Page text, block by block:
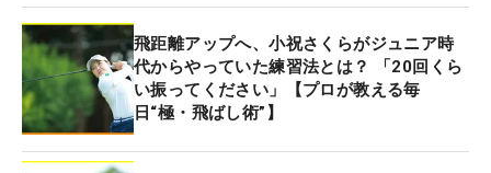
アマチュアゴルファーにとって一番大切な要素とし
て「ミート率」を挙げた。「そこを上げたら、平均
で飛距離も伸びますよね」。まずは、その意識を大
前提にして欲しいと訴える。さらにそのために気を
付けて欲しいポイントとして、以下のように説明す
る。
飛距離アップへ、小祝さくらがジュニア時
代からやっていた練習法とは？ 「20回くら
い振ってください」【プロが教える毎
日“極・飛ばし術”】